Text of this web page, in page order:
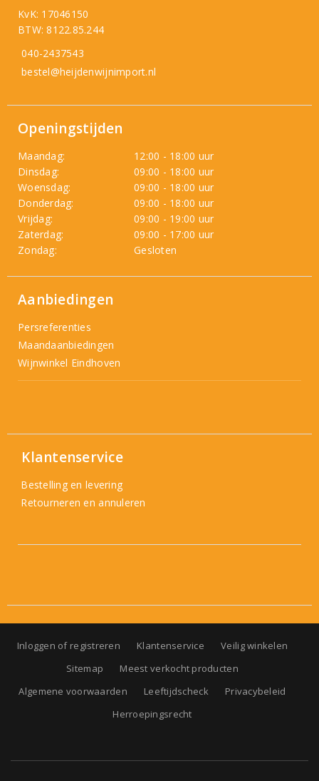
KvK: 17046150
BTW: 8122.85.244
040-2437543
bestel@heijdenwijnimport.nl
Openingstijden
Maandag:
12:00 - 18:00 uur
Dinsdag:
09:00 - 18:00 uur
Woensdag:
09:00 - 18:00 uur
Donderdag:
09:00 - 18:00 uur
Vrijdag:
09:00 - 19:00 uur
Zaterdag:
09:00 - 17:00 uur
Zondag:
Gesloten
Aanbiedingen
Persreferenties
Maandaanbiedingen
Wijnwinkel Eindhoven
Klantenservice
Bestelling en levering
Retourneren en annuleren
Inloggen of registreren Klantenservice
Veilig winkelen
Sitemap
Meest verkocht producten
Algemene voorwaarden
Leeftijdscheck
Privacybeleid
Herroepingsrecht